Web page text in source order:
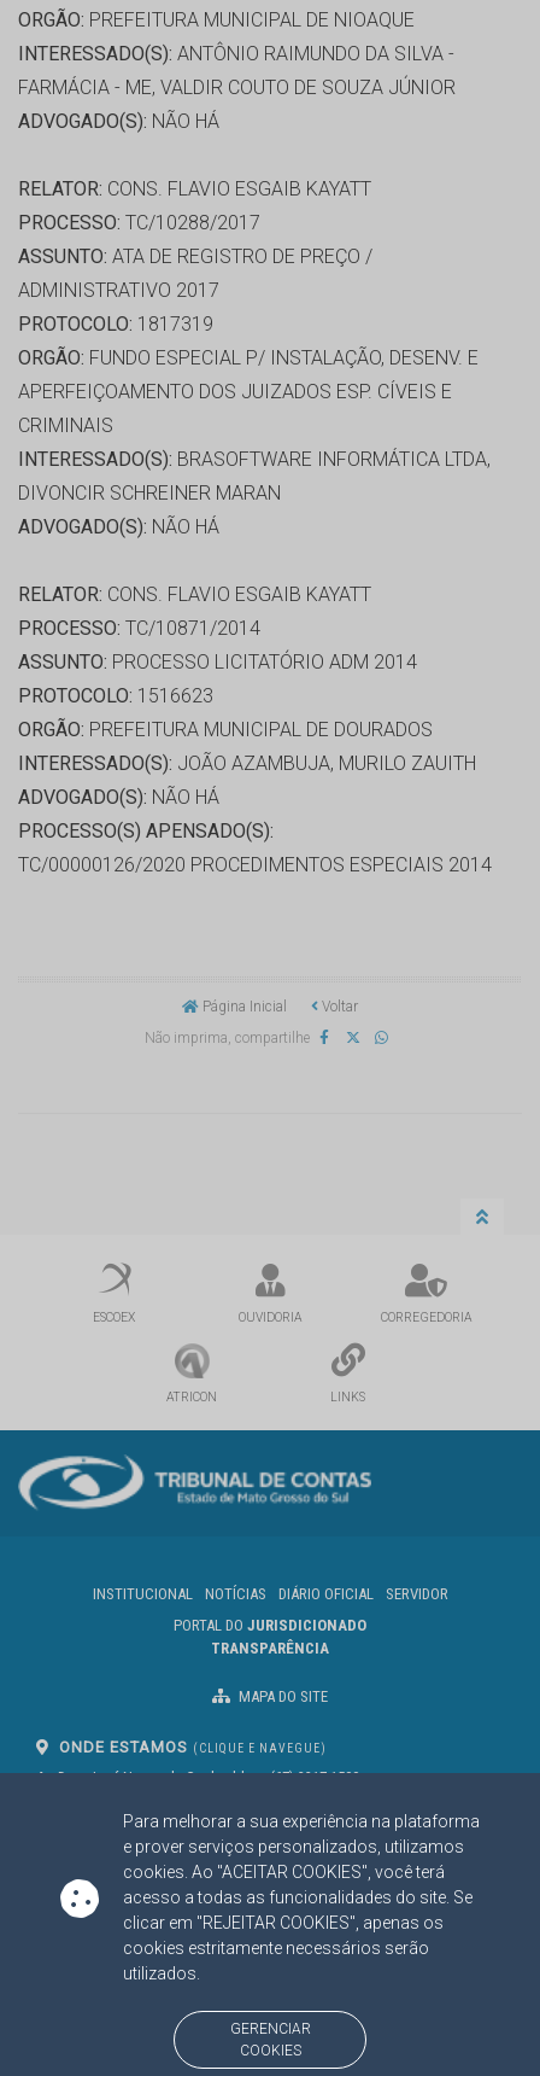
Para melhorar a sua experiência na plataforma
e prover serviços personalizados, utilizamos
cookies. Ao "ACEITAR COOKIES", você terá
acesso a todas as funcionalidades do site. Se
clicar em "REJEITAR COOKIES", apenas os
cookies estritamente necessários serão
utilizados.
GERENCIAR
COOKIES
ORGÃO: PREFEITURA MUNICIPAL DE NIOAQUE
INTERESSADO(S): ANTÔNIO RAIMUNDO DA SILVA -
FARMÁCIA - ME, VALDIR COUTO DE SOUZA JÚNIOR
ADVOGADO(S): NÃO HÁ
RELATOR: CONS. FLAVIO ESGAIB KAYATT
PROCESSO: TC/10288/2017
ASSUNTO: ATA DE REGISTRO DE PREÇO /
ADMINISTRATIVO 2017
PROTOCOLO: 1817319
ORGÃO: FUNDO ESPECIAL P/ INSTALAÇÃO, DESENV. E
APERFEIÇOAMENTO DOS JUIZADOS ESP. CÍVEIS E
CRIMINAIS
INTERESSADO(S): BRASOFTWARE INFORMÁTICA LTDA,
DIVONCIR SCHREINER MARAN
ADVOGADO(S): NÃO HÁ
RELATOR: CONS. FLAVIO ESGAIB KAYATT
PROCESSO: TC/10871/2014
ASSUNTO: PROCESSO LICITATÓRIO ADM 2014
PROTOCOLO: 1516623
ORGÃO: PREFEITURA MUNICIPAL DE DOURADOS
INTERESSADO(S): JOÃO AZAMBUJA, MURILO ZAUITH
ADVOGADO(S): NÃO HÁ
PROCESSO(S) APENSADO(S):
TC/00000126/2020 PROCEDIMENTOS ESPECIAIS 2014
Página Inicial
Voltar
Não imprima, compartilhe
ESCOEX OUVIDORIA CORREGEDORIA
ATRICON LINKS
INSTITUCIONAL NOTÍCIAS DIÁRIO OFICIAL
SERVIDOR
PORTAL DO JURISDICIONADO
TRANSPARÊNCIA
MAPA DO SITE
ONDE ESTAMOS (CLIQUE E NAVEGUE)
Av. Des. José Nunes da Cunha, bloco
Campo Grande/MS
CEP: 79031-310
(67) 3317-1500
SIGA NOSSAS REDES SOCIAIS
Linked InYoutube
Facebook
X
BAIXE NOSSO APLICATIVO